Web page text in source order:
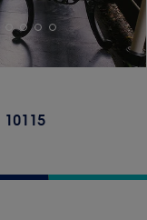
10115